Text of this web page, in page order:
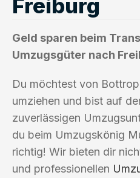
Freiburg
Geld sparen beim
Umzugsgüter nach
Du möchtest von
umziehen und bist auf
zuverlässigen
du beim Umzugskönig
richtig! Wir bieten dir
und professionellen